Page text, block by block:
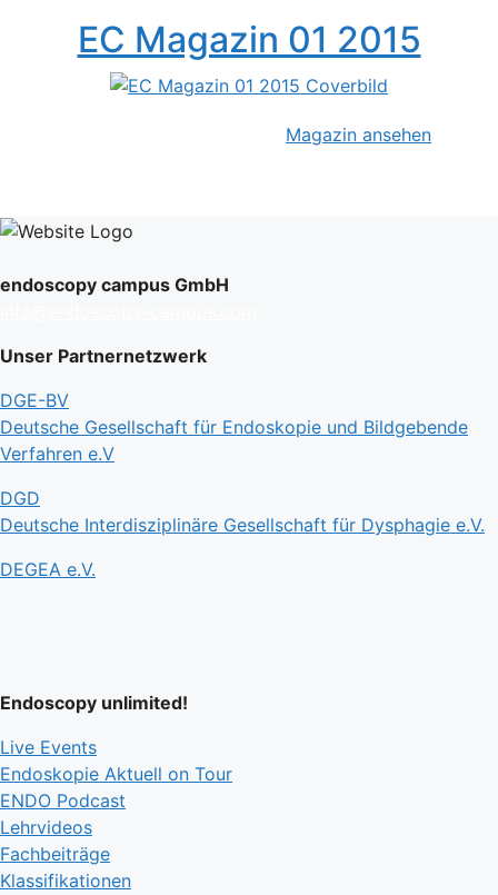
EC Magazin 01 2015
Magazin ansehen
endoscopy campus GmbH
Unser Partnernetzwerk
DGE-BV
Deutsche Gesellschaft für Endoskopie und Bildgebende
Verfahren e.V
DGD
Deutsche Interdisziplinäre Gesellschaft für Dysphagie e.V.
DEGEA e.V.
Endoscopy unlimited!
Live Events
Endoskopie Aktuell on Tour
ENDO Podcast
Lehrvideos
Fachbeiträge
Klassifikationen